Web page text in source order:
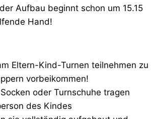
Aufbau beginnt schon um 15.15
Hand!
Eltern-Kind-Turnen teilnehmen zu
vorbeikommen!
oder Turnschuhe tragen
des Kindes